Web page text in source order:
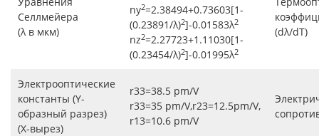
Селлмейера
(λ в мкм)
ny2=2.38494+0.73603[1-
(0.23891/λ)2]-0.01583λ2
nz2=2.27723+1.11030[1-
(0.23454/λ)2]-0.01995λ2
(dλ/dT)
Электрооптические
константы (Y-
образный разрез)
(X-вырез)
r33=38.5 pm/V
r33=35 pm/V,r23=12.5pm/V,
r13=10.6 pm/V